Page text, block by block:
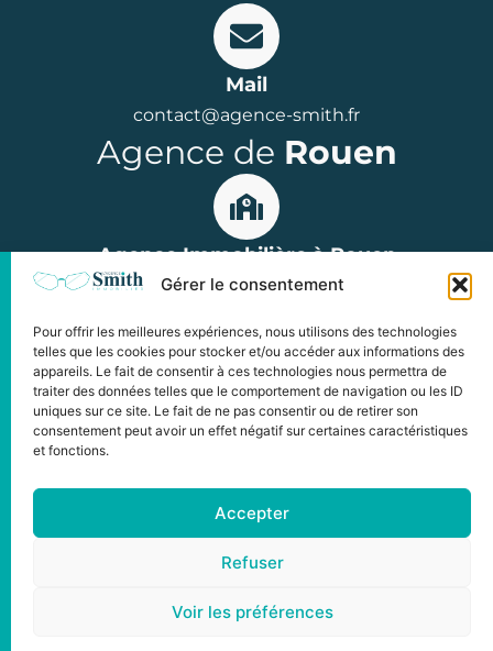
Gérer le consentement
Pour offrir les meilleures expériences, nous utilisons des technologies
telles que les cookies pour stocker et/ou accéder aux informations des
appareils. Le fait de consentir à ces technologies nous permettra de
traiter des données telles que le comportement de navigation ou les ID
uniques sur ce site. Le fait de ne pas consentir ou de retirer son
consentement peut avoir un effet négatif sur certaines caractéristiques
et fonctions.
Accepter
Refuser
Voir les préférences
Mail
contact@agence-smith.fr
Agence de Rouen
Agence Immobilière à Rouen
15 rue Jean Lecanuet, 76000 Rouen
Horaires : du lundi au vendredi
de 9h à 12h et de 14h à 18h00
©2024 Copyright L'Agence Smith
Informations légales